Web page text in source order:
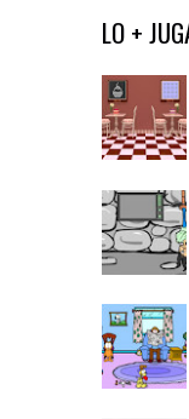
Ir al editor
LO +